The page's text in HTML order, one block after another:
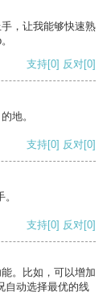
，让我能够快速熟
支持[0] 反对[0]
地。
支持[0] 反对[0]
支持[0] 反对[0]
。比如，可以增加
自动选择最优的线